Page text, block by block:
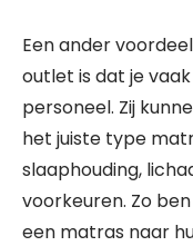
Een ander
outlet is dat je
personeel. Zij
het juiste type
slaaphouding,
voorkeuren. Zo
een matras naar